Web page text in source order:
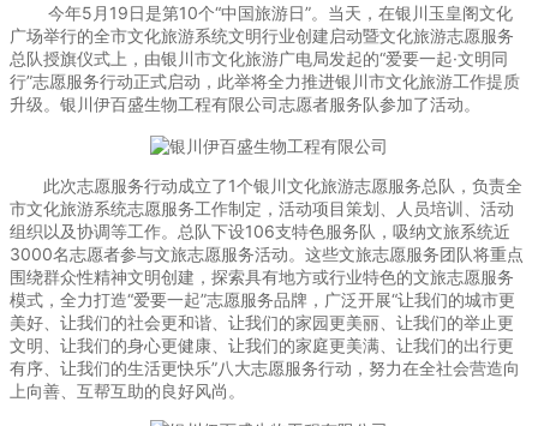
今年5月19日是第10个“中国旅游日”。当天，在银川玉皇阁文化
广场举行的全市文化旅游系统文明行业创建启动暨文化旅游志愿服务
总队授旗仪式上，由银川市文化旅游广电局发起的“爱要一起·文明同
行”志愿服务行动正式启动，此举将全力推进银川市文化旅游工作提质
升级。银川伊百盛生物工程有限公司志愿者服务队参加了活动。
此次志愿服务行动成立了1个银川文化旅游志愿服务总队，负责全
市文化旅游系统志愿服务工作制定，活动项目策划、人员培训、活动
组织以及协调等工作。总队下设106支特色服务队，吸纳文旅系统近
3000名志愿者参与文旅志愿服务活动。这些文旅志愿服务团队将重点
围绕群众性精神文明创建，探索具有地方或行业特色的文旅志愿服务
模式，全力打造“爱要一起”志愿服务品牌，广泛开展“让我们的城市更
美好、让我们的社会更和谐、让我们的家园更美丽、让我们的举止更
文明、让我们的身心更健康、让我们的家庭更美满、让我们的出行更
有序、让我们的生活更快乐”八大志愿服务行动，努力在全社会营造向
上向善、互帮互助的良好风尚。